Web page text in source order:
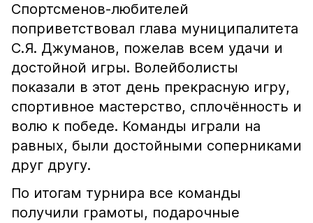
Спортсменов-любителей
поприветствовал глава муниципалитета
С.Я. Джуманов, пожелав всем удачи и
достойной игры. Волейболисты
показали в этот день прекрасную игру,
спортивное мастерство, сплочённость и
волю к победе. Команды играли на
равных, были достойными соперниками
друг другу.
По итогам турнира все команды
получили грамоты, подарочные